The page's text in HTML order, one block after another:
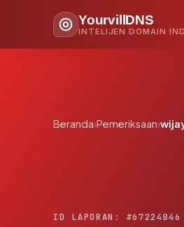
YourvillDNS
INTELIJEN DOMAIN
Beranda›Pemeriksaan›
ID LAPORAN: #67224B46